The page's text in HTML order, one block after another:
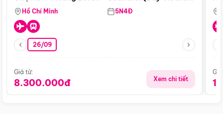
Airlines)
Hồ Chí Minh 5N4Đ
26/09
Giá từ:
8.300.000đ Xem chi tiết